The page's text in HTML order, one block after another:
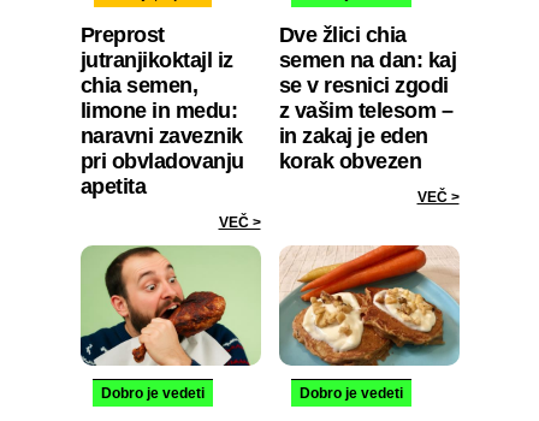
Preprost
jutranjikoktajl iz
chia semen,
limone in medu:
naravni zaveznik
pri obvladovanju
apetita
VEČ >
Dve žlici chia
semen na dan: kaj
se v resnici zgodi
z vašim telesom –
in zakaj je eden
korak obvezen
VEČ >
Dobro je vedeti Dobro je vedeti